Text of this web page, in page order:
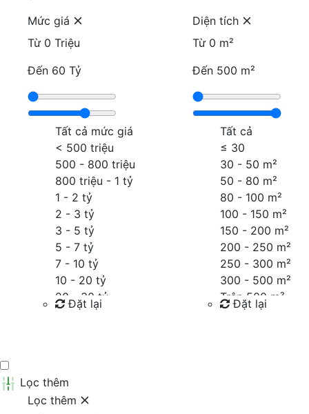
Mức giá
Từ 0 Triệu
Đến 60 Tỷ
Tất cả mức giá
< 500 triệu
500 - 800 triệu
800 triệu - 1 tỷ
1 - 2 tỷ
2 - 3 tỷ
3 - 5 tỷ
5 - 7 tỷ
7 - 10 tỷ
10 - 20 tỷ
20 - 30 tỷ
30 - 40 tỷ
Đặt lại
Diện tích
Từ 0 m²
Đến 500 m²
Tất cả
≤ 30
30 - 50 m²
50 - 80 m²
80 - 100 m²
100 - 150 m²
150 - 200 m²
200 - 250 m²
250 - 300 m²
300 - 500 m²
Trên 500 m²
Đặt lại
Lọc thêm
Lọc thêm